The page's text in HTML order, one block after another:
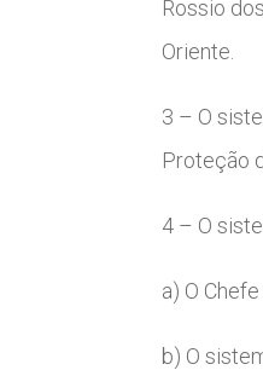
Rossio
Oriente.
3 – O
Proteção
4 – O
a) O
b) O